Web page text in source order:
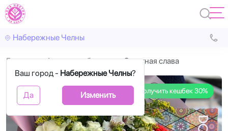
Набережные Челны
Ваш город - Набережные Челны?
Да Изменить
Главная Авторские букеты Заветная слава
Получить кешбек 30%